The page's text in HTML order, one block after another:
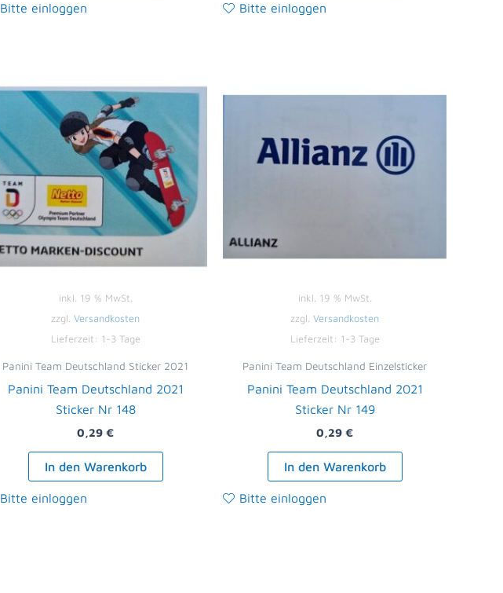
Bitte einloggen Bitte einloggen
inkl. 19 % MwSt.
zzgl. Versandkosten
Lieferzeit: 1-3 Tage
Panini Team Deutschland Sticker 2021
Panini Team Deutschland 2021
Sticker Nr 148
0,29 €
In den Warenkorb
Bitte einloggen
inkl. 19 % MwSt.
zzgl. Versandkosten
Lieferzeit: 1-3 Tage
Panini Team Deutschland Einzelsticker
Panini Team Deutschland 2021
Sticker Nr 149
0,29 €
In den Warenkorb
Bitte einloggen